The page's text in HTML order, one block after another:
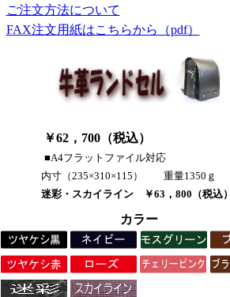
ご注文方法について
FAX注文用紙はこちらから（pdf）
￥62，700（税込）
■A4フラットファイル対応
内寸（235×310×115） 重量1350ｇ
迷彩・スカイライン ￥63，800（税込）
カラー